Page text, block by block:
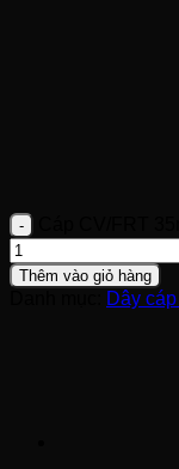
Thêm vào giỏ hàng
Dây